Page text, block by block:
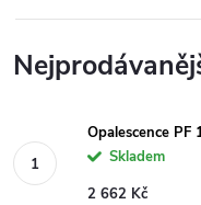
Opalescence
Skladem
2 662 Kč